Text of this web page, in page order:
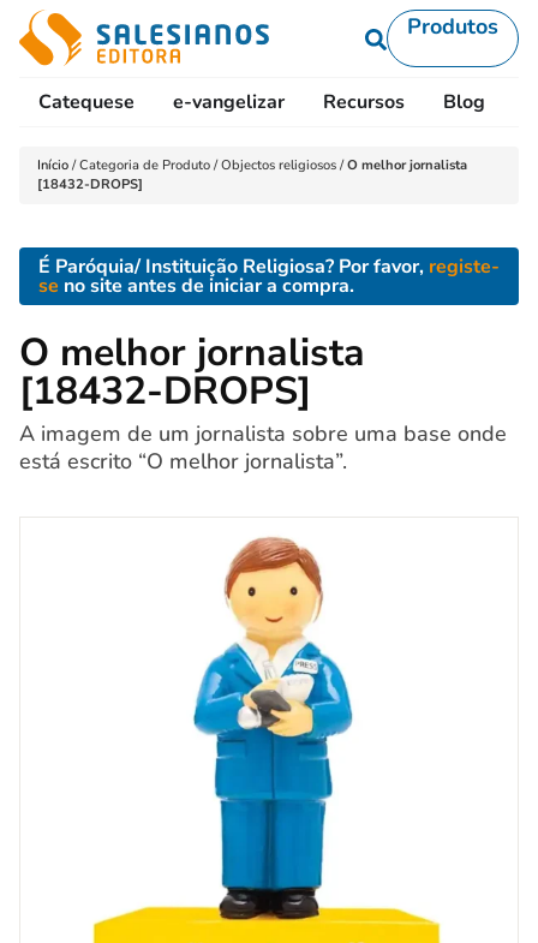
Produtos
Catequese e-vangelizar Recursos Blog
Início /Categoria de Produto /Objectos religiosos /O melhor jornalista
[18432-DROPS]
É Paróquia/ Instituição Religiosa? Por favor, registe-
se no site antes de iniciar a compra.
O melhor jornalista
[18432-DROPS]
A imagem de um jornalista sobre uma base onde
está escrito “O melhor jornalista”.